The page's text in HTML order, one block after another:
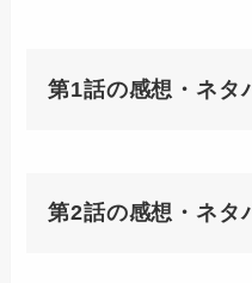
第1話の感想・ネ
第2話の感想・ネ